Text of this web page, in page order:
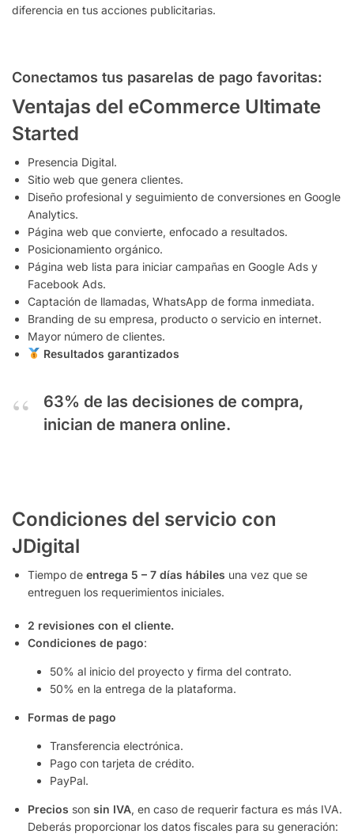
diferencia en tus acciones publicitarias.
Conectamos tus pasarelas de pago favoritas:
Ventajas del eCommerce Ultimate
Started
Presencia Digital.
Sitio web que genera clientes.
Diseño profesional y seguimiento de conversiones en Google
Analytics.
Página web que convierte, enfocado a resultados.
Posicionamiento orgánico.
Página web lista para iniciar campañas en Google Ads y
Facebook Ads.
Captación de llamadas, WhatsApp de forma inmediata.
Branding de su empresa, producto o servicio en internet.
Mayor número de clientes.
Resultados garantizados
63% de las decisiones de compra,
inician de manera online.
Condiciones del servicio con
JDigital
Tiempo de entrega 5 – 7 días hábiles una vez que se
entreguen los requerimientos iniciales.
2 revisiones con el cliente.
Condiciones de pago:
50% al inicio del proyecto y firma del contrato.
50% en la entrega de la plataforma.
Formas de pago
Transferencia electrónica.
Pago con tarjeta de crédito.
PayPal.
Precios son sin IVA, en caso de requerir factura es más IVA.
Deberás proporcionar los datos fiscales para su generación: